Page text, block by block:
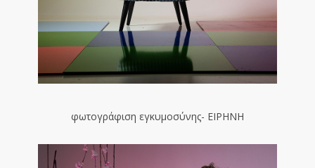
φωτογράφιση εγκυμοσύνης- ΕΙΡΗΝΗ